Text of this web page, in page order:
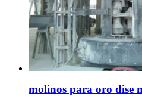
molinos para oro dise